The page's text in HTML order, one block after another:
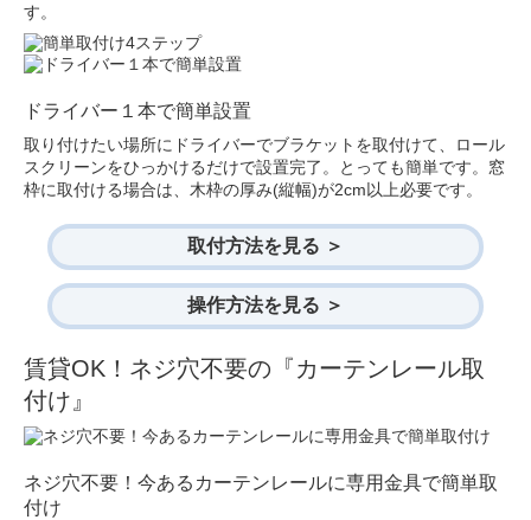
す。
ドライバー１本で簡単設置
取り付けたい場所にドライバーでブラケットを取付けて、ロール
スクリーンをひっかけるだけで設置完了。とっても簡単です。窓
枠に取付ける場合は、木枠の厚み(縦幅)が2cm以上必要です。
取付方法を見る ＞
操作方法を見る ＞
賃貸OK！ネジ穴不要の『カーテンレール取
付け』
ネジ穴不要！今あるカーテンレールに専用金具で簡単取
付け